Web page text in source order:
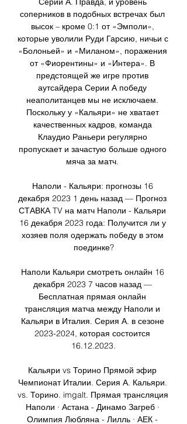
соперников в подобных встречах был
высок – кроме 0:1 от «Эмполи»,
которые уволили Руди Гарсию, ничьи с
«Болоньей» и «Миланом», поражения
от «Фиорентины» и «Интера». В
предстоящей же игре против
аутсайдера Серии А победу
неаполитанцев мы не исключаем.
Поскольку у «Кальяри» не хватает
качественных кадров, команда
Клаудио Раньери регулярно
пропускает и зачастую больше одного
мяча за матч.
Наполи - Кальяри: прогнозы 16
декабря 2023 1 день назад — Прогноз
СТАВКА TV на матч Наполи - Кальяри
16 декабря 2023 года: Получится ли у
хозяев поля одержать победу в этом
поединке?
Наполи Кальяри смотреть онлайн 16
декабря 2023 7 часов назад —
Бесплатная прямая онлайн
трансляция матча между Наполи и
Кальяри в Италия. Серия А. в сезоне
2023-2024, которая состоится
16.12.2023.
Кальяри vs Торино Прямой эфир
Чемпионат Италии. Серия А. Кальяри.
vs. Торино. imgalt. Прямая трансляция
Наполи · Астана - Динамо Загреб ·
Олимпия Любляна - Лилль · АЕК -